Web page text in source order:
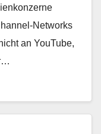
Networks
an YouTube,